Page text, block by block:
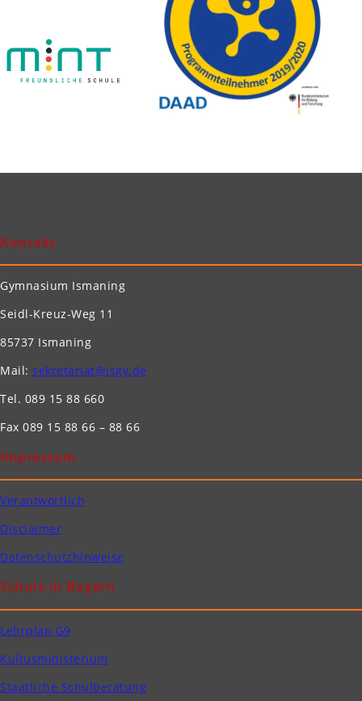
Kontakt
Gymnasium Ismaning
Seidl-Kreuz-Weg 11
85737 Ismaning
Mail: sekretariat@isgy.de
Tel. 089 15 88 660
Fax 089 15 88 66 – 88 66
Impressum
Verantwortlich
Disclaimer
Datenschutzhinweise
Schule in Bayern
Lehrplan G9
Kultusministerium
Staatliche Schulberatung